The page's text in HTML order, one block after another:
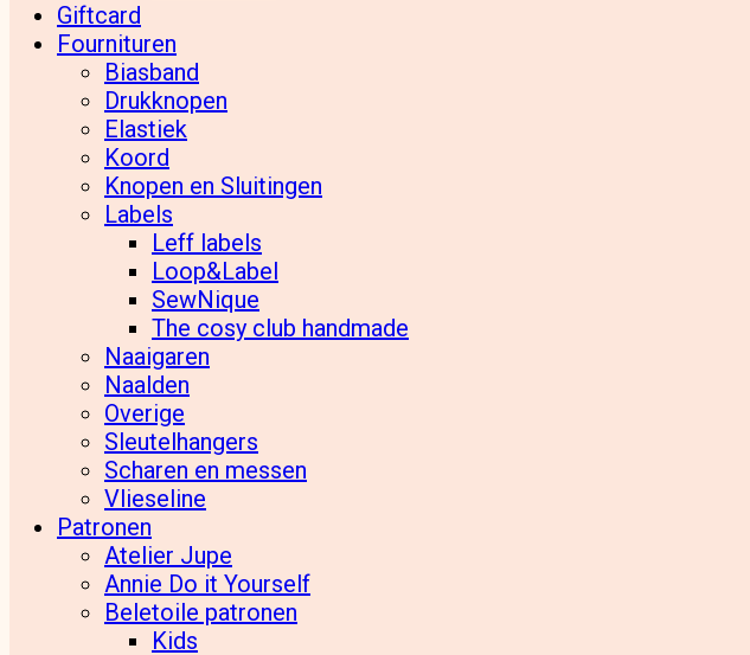
Giftcard
Fournituren
Biasband
Drukknopen
Elastiek
Koord
Knopen en Sluitingen
Labels
Leff labels
Loop&Label
SewNique
The cosy club handmade
Naaigaren
Naalden
Overige
Sleutelhangers
Scharen en messen
Vlieseline
Patronen
Atelier Jupe
Annie Do it Yourself
Beletoile patronen
Kids